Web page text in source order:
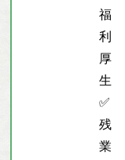
福
利
厚
生
✅
残
業